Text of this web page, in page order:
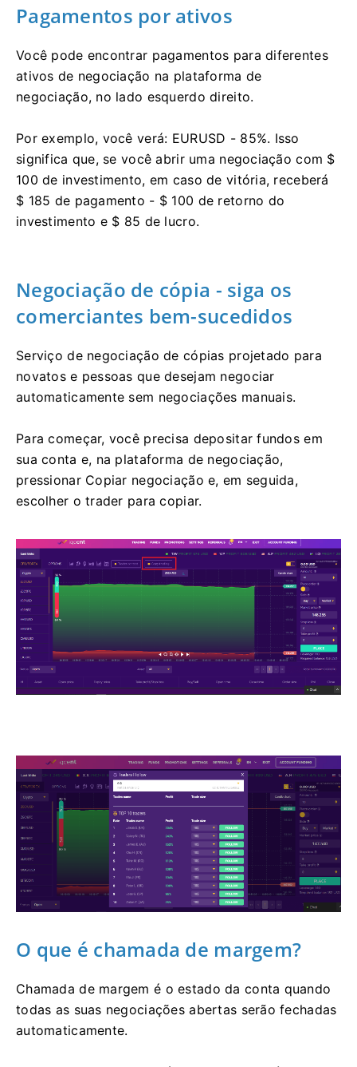
Pagamentos por ativos
Você pode encontrar pagamentos para diferentes
ativos de negociação na plataforma de
negociação, no lado esquerdo direito.
Por exemplo, você verá: EURUSD - 85%. Isso
significa que, se você abrir uma negociação com $
100 de investimento, em caso de vitória, receberá
$ 185 de pagamento - $ 100 de retorno do
investimento e $ 85 de lucro.
Negociação de cópia - siga os
comerciantes bem-sucedidos
Serviço de negociação de cópias projetado para
novatos e pessoas que desejam negociar
automaticamente sem negociações manuais.
Para começar, você precisa depositar fundos em
sua conta e, na plataforma de negociação,
pressionar Copiar negociação e, em seguida,
escolher o trader para copiar.
O que é chamada de margem?
Chamada de margem é o estado da conta quando
todas as suas negociações abertas serão fechadas
automaticamente.